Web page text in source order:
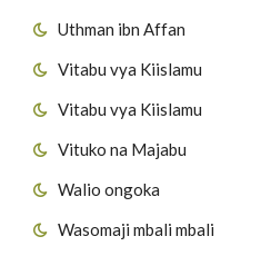
Uthman ibn Affan
Vitabu vya Kiislamu
Vitabu vya Kiislamu
Vituko na Majabu
Walio ongoka
Wasomaji mbali mbali